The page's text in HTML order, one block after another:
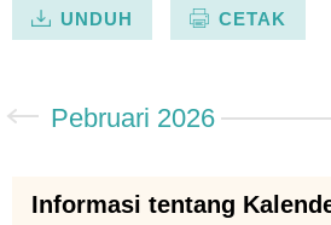
UNDUH CETAK
Pebruari 2026
Informasi tentang